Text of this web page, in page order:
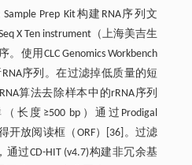
Sample Prep Kit构建RNA序列文
X Ten instrument（上海美吉生
使用CLC Genomics Workbench
RNA序列。在过滤掉低质量的短
算法去除样本中的rRNA序列
长度≥500 bp）通过Prodigal
开放阅读框（ORF）[36]。过滤
通过CD-HIT (v4.7)构建非冗余基